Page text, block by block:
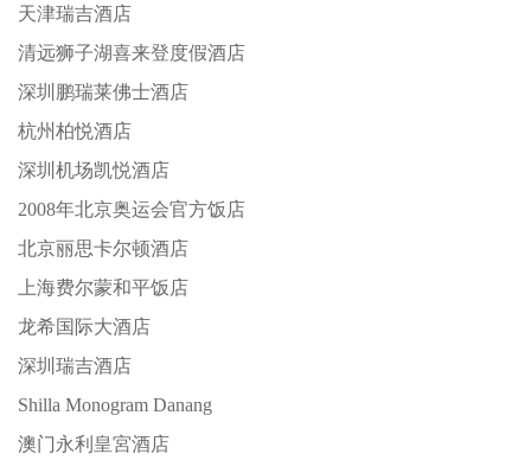
天津瑞吉酒店
清远狮子湖喜来登度假酒店
深圳鹏瑞莱佛士酒店
杭州柏悦酒店
深圳机场凯悦酒店
2008年北京奥运会官方饭店
北京丽思卡尔顿酒店
上海费尔蒙和平饭店
龙希国际大酒店
深圳瑞吉酒店
Shilla Monogram Danang
澳门永利皇宮酒店